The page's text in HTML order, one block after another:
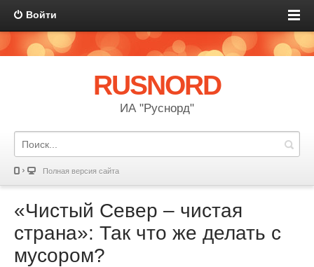
Войти
RUSNORD
ИА "Руснорд"
Полная версия сайта
«Чистый Север – чистая
страна»: Так что же делать с
мусором?